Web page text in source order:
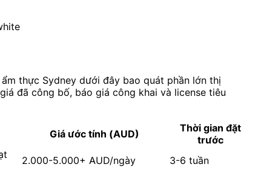
thực Sydney dưới đây bao quát phần lớn thị
đã công bố, báo giá công khai và license tiêu
Giá ước tính (AUD)
Thời gian đặt
trước
2.000-5.000+ AUD/ngày
3-6 tuần